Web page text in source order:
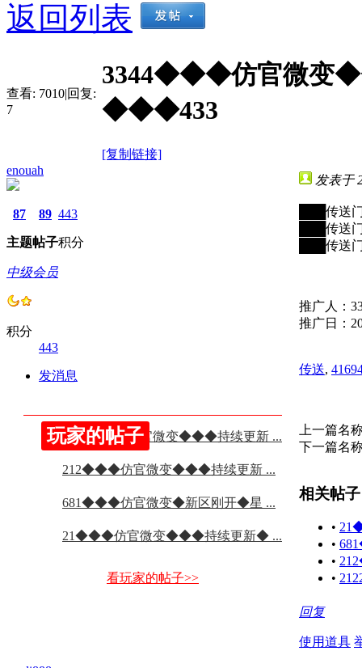
返回列表
查看: 7010|回复:
7
3344◆◆◆仿官微变
◆◆◆433
[复制链接]
enouah
87
主题
89
帖子
443
积分
中级会员
积分
443
发消息
玩家的帖子
2122◆◆◆仿官微变◆◆◆持续更新 ...
212◆◆◆仿官微变◆◆◆持续更新 ...
681◆◆◆仿官微变◆新区刚开◆星 ...
21◆◆◆仿官微变◆◆◆持续更新◆ ...
看玩家的帖子>>
发表于
███传送
███传送
███传送
推广人：
推广日：
传送,
上一篇名
下一篇名
相关帖子
•
•
•
•
回复
使用道具